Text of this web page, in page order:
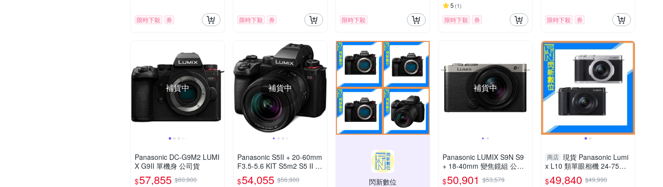
限時下殺 券 限時下殺 券 限時下殺
5 (1)
限時下殺 券 限時下殺 券
補貨中
Panasonic DC-G9M2 LUMI
X G9II 單機身 公司貨
$57,855 $60,900
補貨中
Panasonic S5II + 20-60mm
F3.5-5.6 KIT S5m2 S5 II 變
焦鏡組 公司貨
$54,055 $56,900 閃新數位
補貨中
Panasonic LUMIX S9N S9
+ 18-40mm 變焦鏡組 公司
貨
$50,901 $53,579
商店 現貨 Panasonic Lumi
x L10 類單眼相機 24-75mm
(DC-L10,公司貨)
$49,840 $49,990